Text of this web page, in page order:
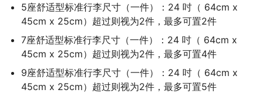
5座舒适型标准行李尺寸（一件）：24 吋（ 64cm x
45cm x 25cm）超过则视为2件，最多可置2件
7座舒适型标准行李尺寸（一件）：24 吋（ 64cm x
45cm x 25cm）超过则视为2件，最多可置4件
9座舒适型标准行李尺寸（一件）：24 吋（ 64cm x
45cm x 25cm）超过则视为2件，最多可置5件